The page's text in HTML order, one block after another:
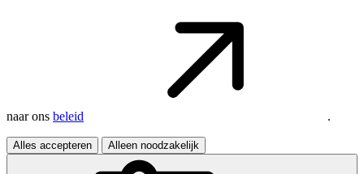
naar ons beleid .
Alles accepteren Alleen noodzakelijk